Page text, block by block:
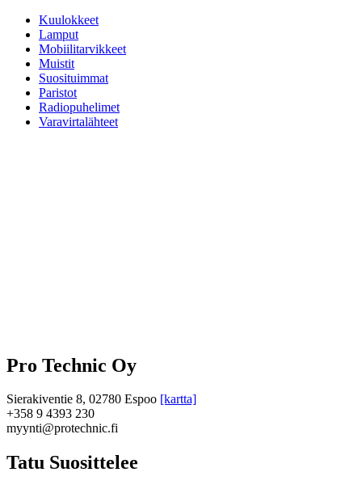
Kuulokkeet
Lamput
Mobiilitarvikkeet
Muistit
Suosituimmat
Paristot
Radiopuhelimet
Varavirtalähteet
Pro Technic Oy
Sierakiventie 8, 02780 Espoo [kartta]
+358 9 4393 230
myynti@protechnic.fi
Tatu Suosittelee